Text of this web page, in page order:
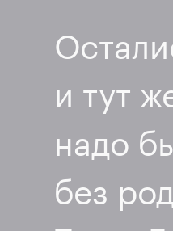
и тут
надо
без